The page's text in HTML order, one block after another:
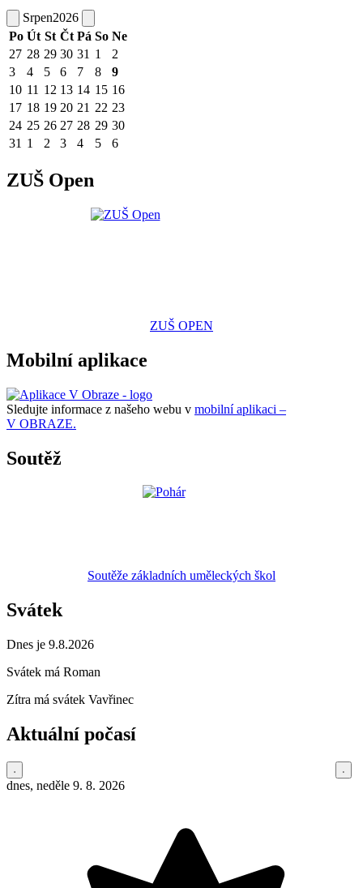
Srpen2026
Po Út St Čt Pá So Ne
27 28 29 30 31 1
2
3
4 5 6 7 8
9
10 11 12 13 14 15 16
17 18 19 20 21 22 23
24 25 26 27 28 29 30
31 1 2 3 4 5 6
ZUŠ Open
ZUŠ OPEN
Mobilní aplikace
Sledujte informace z našeho webu v mobilní aplikaci –
V OBRAZE.
Soutěž
Soutěže základních uměleckých škol
Svátek
Dnes je 9.8.2026
Svátek má Roman
Zítra má svátek Vavřinec
Aktuální počasí
dnes, neděle 9. 8. 2026